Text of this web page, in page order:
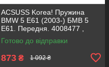
ACSUSS Korea! Пружина
BMW 5 E61 (2003-) БМВ 5
Е61. Передня. 4008477 ,
RH3905. Аксусс Корея
Готово до відправки
873 ₴ 1 092 ₴